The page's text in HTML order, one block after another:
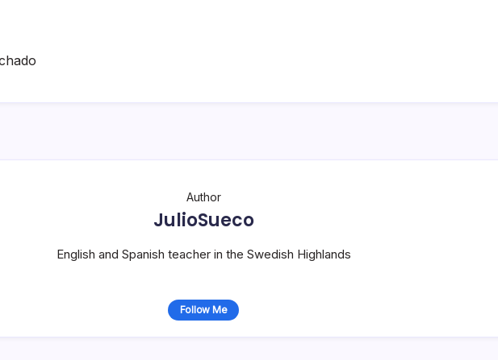
Author
JulioSueco
English and Spanish teacher in the Swedish Highlands
Follow Me